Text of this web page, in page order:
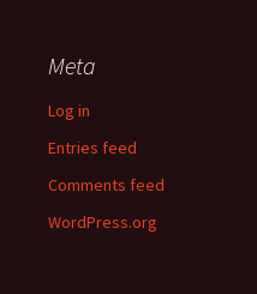
Meta
Log in
Entries feed
Comments feed
WordPress.org